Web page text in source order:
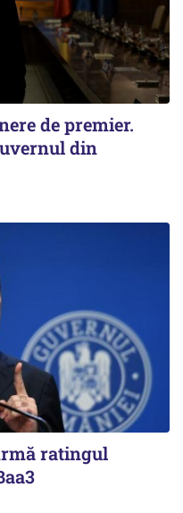
de premier.
din
ratingul